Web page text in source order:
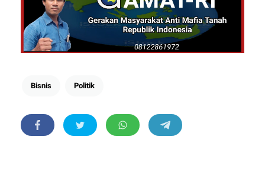
Bisnis Politik